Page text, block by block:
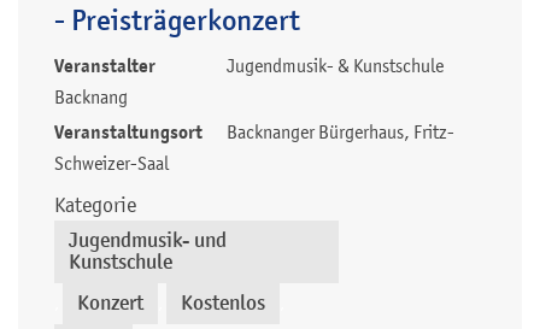
- Preisträgerkonzert
Veranstalter
Jugendmusik- & Kunstschule
Backnang
Veranstaltungsort
Backnanger Bürgerhaus, Fritz-
Schweizer-Saal
Kategorie
Jugendmusik- und
Kunstschule
Konzert Kostenlos